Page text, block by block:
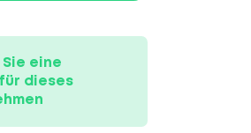
eine
dieses